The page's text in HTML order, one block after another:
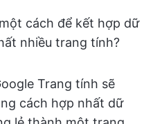
cách để kết hợp dữ
nhiều trang tính?
Trang tính sẽ
cách hợp nhất dữ